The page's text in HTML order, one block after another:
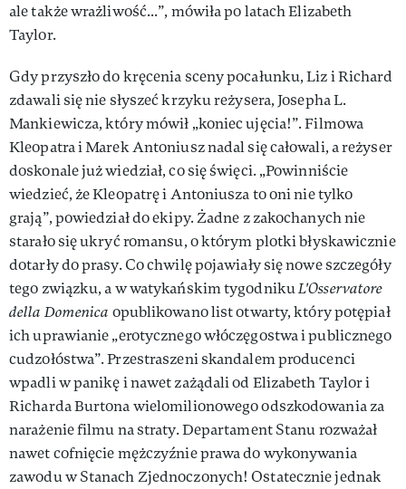
ale także wrażliwość...”, mówiła po latach Elizabeth
Taylor.
Gdy przyszło do kręcenia sceny pocałunku, Liz i Richard
zdawali się nie słyszeć krzyku reżysera, Josepha L.
Mankiewicza, który mówił „koniec ujęcia!”. Filmowa
Kleopatra i Marek Antoniusz nadal się całowali, a reżyser
doskonale już wiedział, co się święci. „Powinniście
wiedzieć, że Kleopatrę i Antoniusza to oni nie tylko
grają”, powiedział do ekipy. Żadne z zakochanych nie
starało się ukryć romansu, o którym plotki błyskawicznie
dotarły do prasy. Co chwilę pojawiały się nowe szczegóły
tego związku, a w watykańskim tygodnikuL'Osservatore
della Domenica opublikowano list otwarty, który potępiał
ich uprawianie „erotycznego włóczęgostwa i publicznego
cudzołóstwa”. Przestraszeni skandalem producenci
wpadli w panikę i nawet zażądali od Elizabeth Taylor i
Richarda Burtona wielomilionowego odszkodowania za
narażenie filmu na straty. Departament Stanu rozważał
nawet cofnięcie mężczyźnie prawa do wykonywania
zawodu w Stanach Zjednoczonych! Ostatecznie jednak